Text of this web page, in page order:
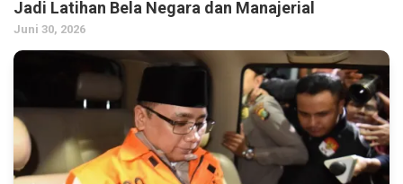
Jadi Latihan Bela Negara dan Manajerial
Juni 30, 2026